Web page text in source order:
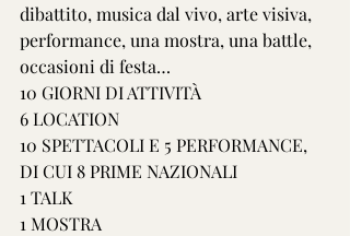
dibattito, musica dal vivo, arte visiva,
performance, una mostra, una battle,
occasioni di festa…
10 GIORNI DI ATTIVITÀ
6 LOCATION
10 SPETTACOLI E 5 PERFORMANCE,
DI CUI 8 PRIME NAZIONALI
1 TALK
1 MOSTRA